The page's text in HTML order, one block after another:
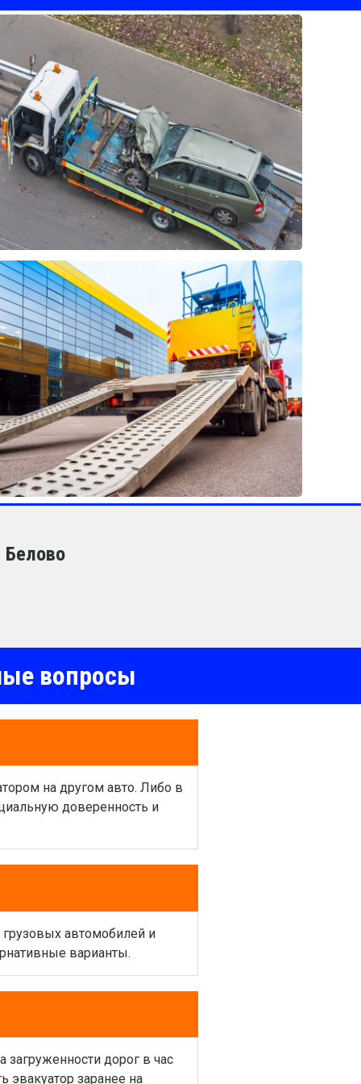
Белово
вопросы
на другом авто. Либо в
доверенность и
автомобилей и
варианты.
дорог в час
эвакуатор заранее на